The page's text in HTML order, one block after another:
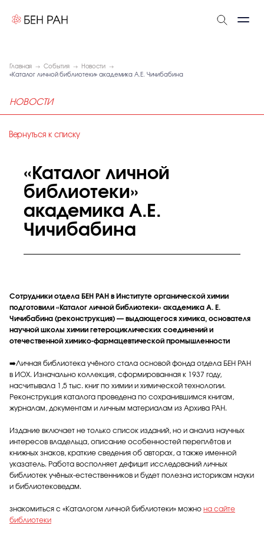
Главная События
Новости
«Каталог личной библиотеки» академика А.Е. Чичибабина
НОВОСТИ
Вернуться к списку
«Каталог личной
библиотеки»
академика А.Е.
Чичибабина
Сотрудники отдела БЕН РАН в Институте органической химии
подготовили «Каталог личной библиотеки» академика А. Е.
Чичибабина (реконструкция) — выдающегося химика, основателя
научной школы химии гетероциклических соединений и
отечественной химико‑фармацевтической промышленности
➡️Личная библиотека учёного стала основой фонда отдела БЕН РАН
в ИОХ. Изначально коллекция, сформированная к 1937 году,
насчитывала 1,5 тыс. книг по химии и химической технологии.
Реконструкция каталога проведена по сохранившимся книгам,
журналам, документам и личным материалам из Архива РАН.
Издание включает не только список изданий, но и анализ научных
интересов владельца, описание особенностей переплётов и
книжных знаков, краткие сведения об авторах, а также именной
указатель. Работа восполняет дефицит исследований личных
библиотек учёных‑естественников и будет полезна историкам науки
и библиотековедам.
знакомиться с «Каталогом личной библиотеки» можно на сайте
библиотеки